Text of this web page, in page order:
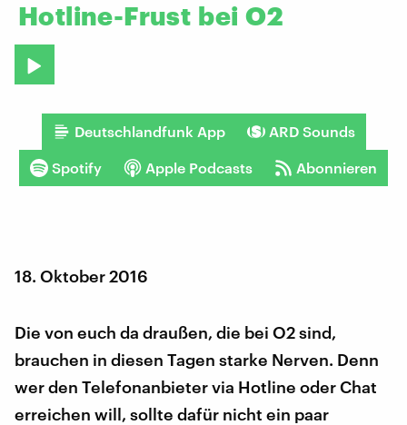
Hotline-Frust bei O2
Deutschlandfunk App ARD Sounds
Spotify Apple Podcasts Abonnieren
18. Oktober 2016
Die von euch da draußen, die bei O2 sind,
brauchen in diesen Tagen starke Nerven. Denn
wer den Telefonanbieter via Hotline oder Chat
erreichen will, sollte dafür nicht ein paar